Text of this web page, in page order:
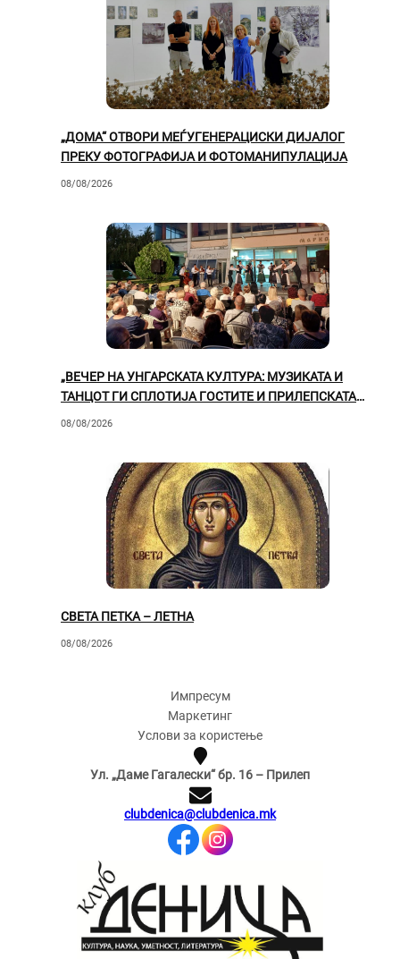
„ДОМА“ ОТВОРИ МЕЃУГЕНЕРАЦИСКИ ДИЈАЛОГ
ПРЕКУ ФОТОГРАФИЈА И ФОТОМАНИПУЛАЦИЈА
08/08/2026
„ВЕЧЕР НА УНГАРСКАТА КУЛТУРА: МУЗИКАТА И
ТАНЦОТ ГИ СПЛОТИЈА ГОСТИТЕ И ПРИЛЕПСКАТА
08/08/2026
СВЕТА ПЕТКА – ЛЕТНА
08/08/2026
Импресум
Маркетинг
Услови за користење
Ул. „Даме Гагалески“ бр. 16 – Прилеп
clubdenica@clubdenica.mk